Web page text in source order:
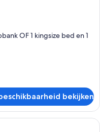
OF 1 kingsize bed en 1
bekijken